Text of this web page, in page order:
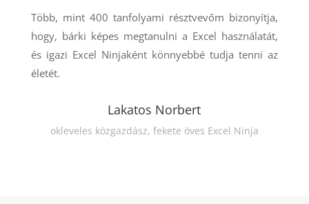
Több, mint 400 tanfolyami résztvevőm bizonyítja,
hogy, bárki képes megtanulni a Excel használatát,
és igazi Excel Ninjaként könnyebbé tudja tenni az
életét.
Lakatos Norbert
okleveles közgazdász, fekete öves Excel Ninja